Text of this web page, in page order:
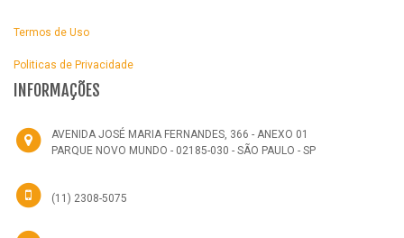
Termos de Uso
Politicas de Privacidade
INFORMAÇÕES
AVENIDA JOSÉ MARIA FERNANDES, 366 - ANEXO 01
PARQUE NOVO MUNDO - 02185-030 - SÃO PAULO - SP
(11) 2308-5075